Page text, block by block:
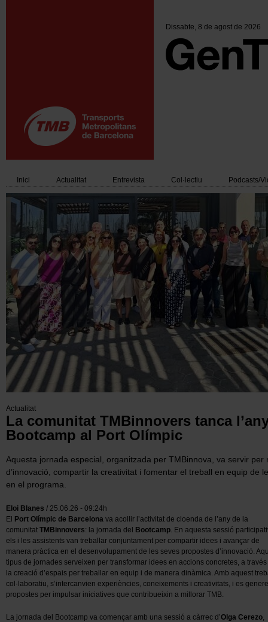
Dissabte, 8 de agost de 2026
Main
navigation
Inici Actualitat Entrevista Col·lectiu Podcasts/
Actualitat
La comunitat TMBinnovers tanca
Bootcamp al Port Olímpic
Aquesta jornada especial, organitzada per TMBinnova, va servir per
d’innovació, compartir la creativitat i fomentar el treball en equip de
en el programa.
Eloi Blanes / 25.06.26 - 09:24h
El Port Olímpic de Barcelona va acollir l’activitat de cloenda de l’any de la
comunitat TMBinnovers: la jornada del Bootcamp. En aquesta sessió
els i les assistents van treballar conjuntament per compartir idees i avançar de
manera pràctica en el desenvolupament de les seves propostes d’innovació.
tipus de jornades serveixen per transformar idees en accions concretes, a
la creació d’espais per treballar en equip i de manera dinàmica. Amb aquest
col·laboratiu, s’intercanvien experiències, coneixements i creativitats, i es
propostes per impulsar iniciatives que contribueixin a millorar TMB.
La jornada del Bootcamp va començar amb una sessió a càrrec d’Olga Cerezo,